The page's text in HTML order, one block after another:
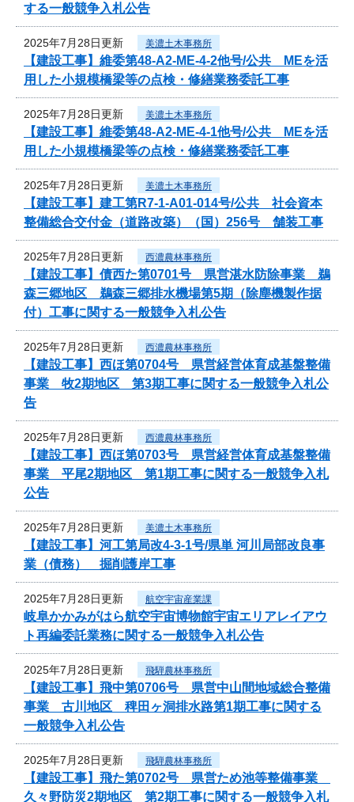
する一般競争入札公告
2025年7月28日更新 美濃土木事務所
【建設工事】維委第48-A2-ME-4-2他号/公共 MEを活
用した小規模橋梁等の点検・修繕業務委託工事
2025年7月28日更新 美濃土木事務所
【建設工事】維委第48-A2-ME-4-1他号/公共 MEを活
用した小規模橋梁等の点検・修繕業務委託工事
2025年7月28日更新 美濃土木事務所
【建設工事】建工第R7-1-A01-014号/公共 社会資本
整備総合交付金（道路改築）（国）256号 舗装工事
2025年7月28日更新 西濃農林事務所
【建設工事】債西た第0701号 県営湛水防除事業 鵜
森三郷地区 鵜森三郷排水機場第5期（除塵機製作据
付）工事に関する一般競争入札公告
2025年7月28日更新 西濃農林事務所
【建設工事】西ほ第0704号 県営経営体育成基盤整備
事業 牧2期地区 第3期工事に関する一般競争入札公
告
2025年7月28日更新 西濃農林事務所
【建設工事】西ほ第0703号 県営経営体育成基盤整備
事業 平尾2期地区 第1期工事に関する一般競争入札
公告
2025年7月28日更新 美濃土木事務所
【建設工事】河工第局改4-3-1号/県単 河川局部改良事
業（債務） 掘削護岸工事
2025年7月28日更新 航空宇宙産業課
岐阜かかみがはら航空宇宙博物館宇宙エリアレイアウ
ト再編委託業務に関する一般競争入札公告
2025年7月28日更新 飛騨農林事務所
【建設工事】飛中第0706号 県営中山間地域総合整備
事業 古川地区 稗田ヶ洞排水路第1期工事に関する
一般競争入札公告
2025年7月28日更新 飛騨農林事務所
【建設工事】飛た第0702号 県営ため池等整備事業
久々野防災2期地区 第2期工事に関する一般競争入札